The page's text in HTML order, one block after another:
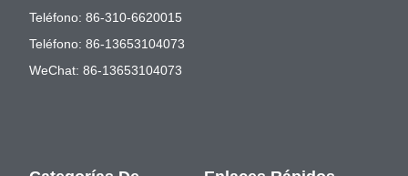
Teléfono: 86-310-6620015
Teléfono: 86-13653104073
WeChat: 86-13653104073